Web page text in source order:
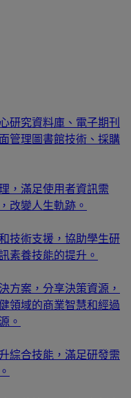
研究資料庫、電子期刊
管理圖書館技術、採購
，滿足使用者資訊需
改變人生軌跡。
技術支援，協助學生研
素養技能的提升。
方案，分享決策資源，
領域的商業智慧和經過
。
綜合技能，滿足研發需